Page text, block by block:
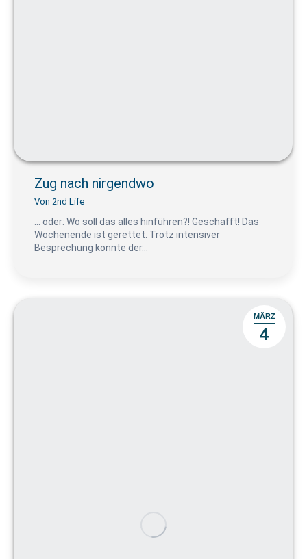
Zug nach nirgendwo
Von 2nd Life
… oder: Wo soll das alles hinführen?! Geschafft! Das
Wochenende ist gerettet. Trotz intensiver
Besprechung konnte der…
MÄRZ
4